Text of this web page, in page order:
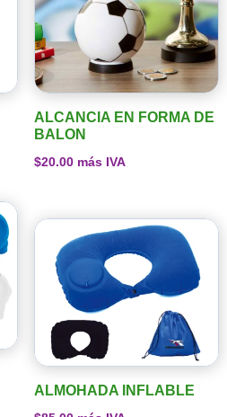
ALCANCIA EN FORMA DE
BALON
$20.00más IVA
ALMOHADA INFLABLE